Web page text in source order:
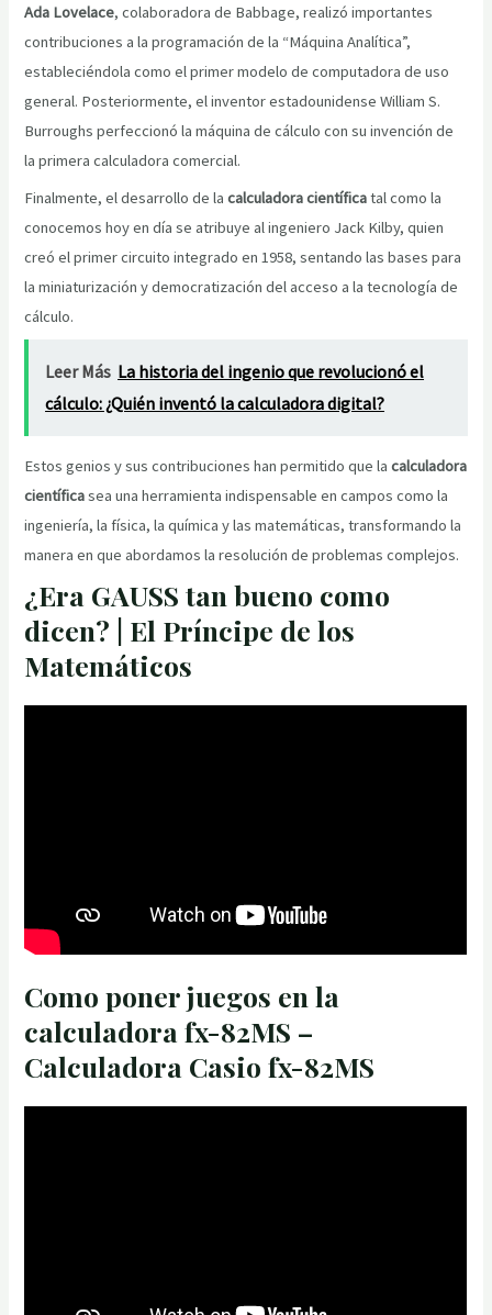
Ada Lovelace, colaboradora de Babbage, realizó importantes
contribuciones a la programación de la “Máquina Analítica”,
estableciéndola como el primer modelo de computadora de uso
general. Posteriormente, el inventor estadounidense William S.
Burroughs perfeccionó la máquina de cálculo con su invención de
la primera calculadora comercial.
Finalmente, el desarrollo de lacalculadora científicatal como la
conocemos hoy en día se atribuye al ingeniero Jack Kilby, quien
creó el primer circuito integrado en 1958, sentando las bases para
la miniaturización y democratización del acceso a la tecnología de
cálculo.
Leer Más La historia del ingenio que revolucionó el
cálculo: ¿Quién inventó la calculadora digital?
Estos genios y sus contribuciones han permitido que lacalculadora
científicasea una herramienta indispensable en campos como la
ingeniería, la física, la química y las matemáticas, transformando la
manera en que abordamos la resolución de problemas complejos.
¿Era GAUSS tan bueno como
dicen? | El Príncipe de los
Matemáticos
Como poner juegos en la
calculadora fx-82MS –
Calculadora Casio fx-82MS